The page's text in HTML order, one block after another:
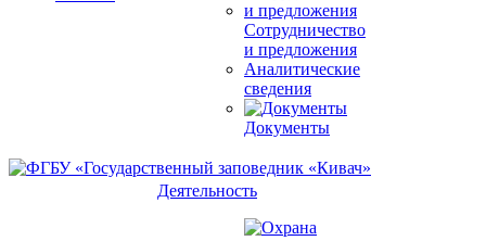
Сотрудничество
и предложения
Аналитические
сведения
Документы
Деятельность